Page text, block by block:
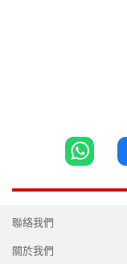
聯絡我們
關於我們